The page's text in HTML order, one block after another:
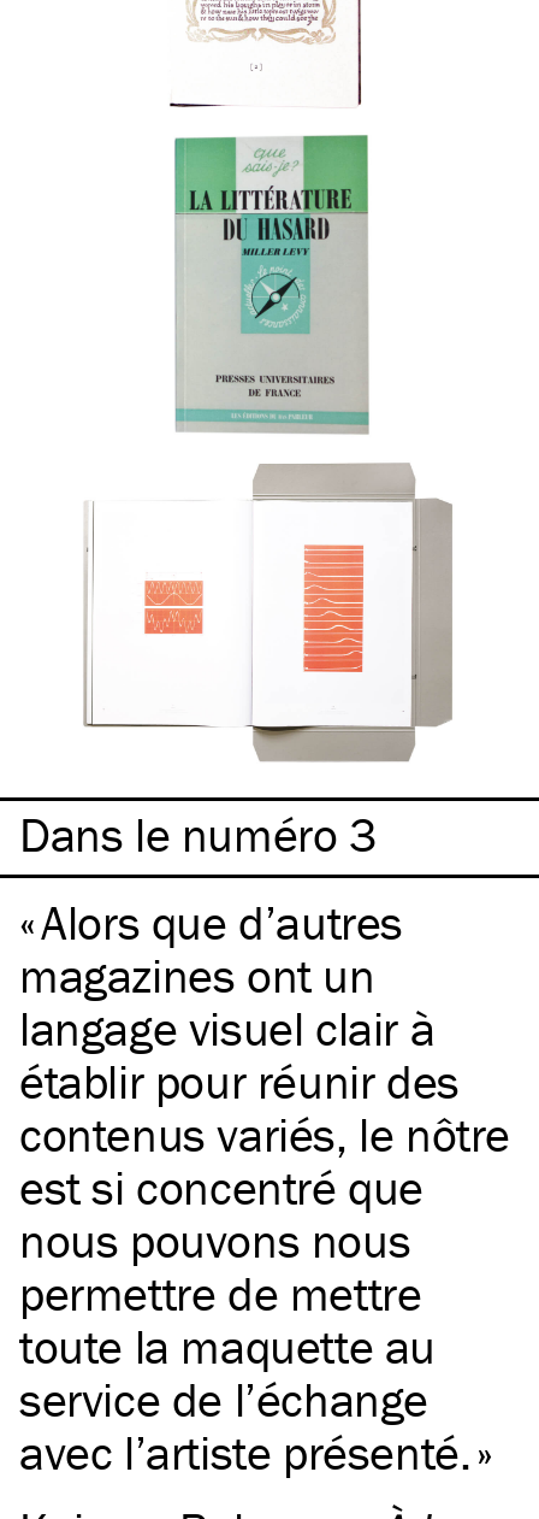
Dans le numéro 3
Alors que d’autres
magazines ont un
langage visuel clair à
établir pour réunir des
contenus variés, le nôtre
est si concentré que
nous pouvons nous
permettre de mettre
toute la maquette au
service de l’échange
avec l’artiste présenté.